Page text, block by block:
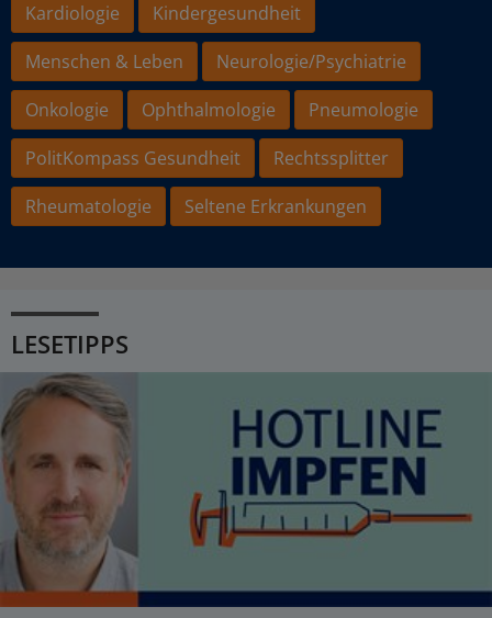
Kardiologie
Kindergesundheit
Menschen & Leben
Neurologie/Psychiatrie
Onkologie
Ophthalmologie
Pneumologie
PolitKompass Gesundheit
Rechtssplitter
Rheumatologie
Seltene Erkrankungen
LESETIPPS